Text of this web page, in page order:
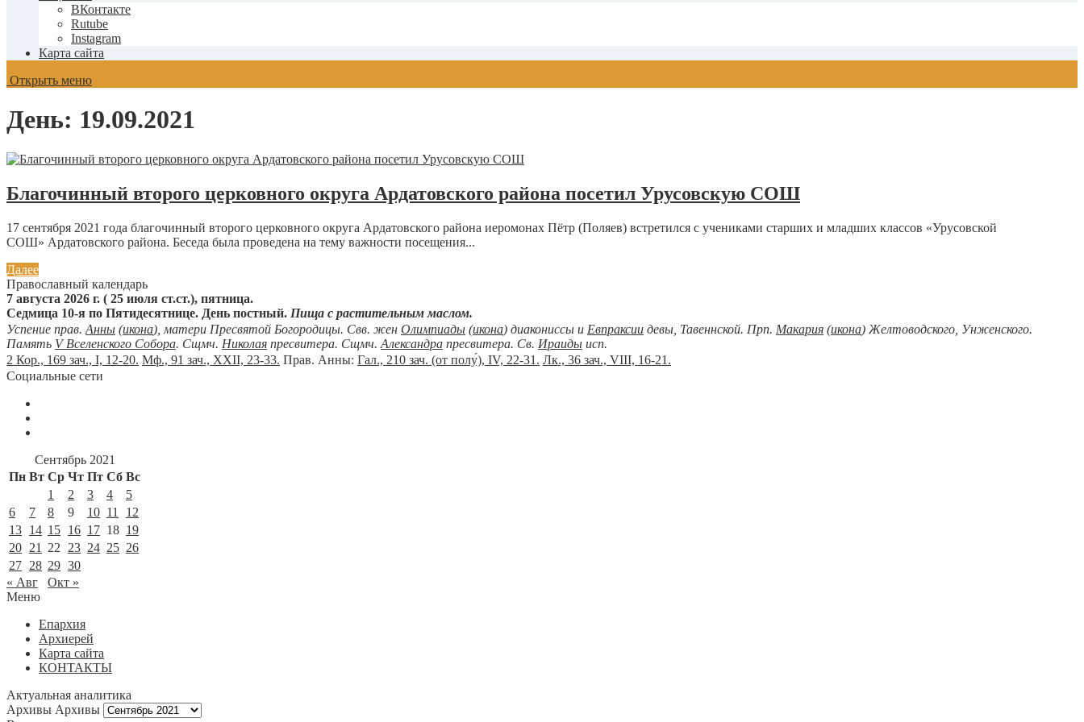
ВКонтакте
Rutube
Instagram
Карта сайта
Открыть меню
День: 19.09.2021
Благочинный второго церковного округа Ардатовского района посетил Урусовскую СОШ
17 сентября 2021 года благочинный второго церковного округа Ардатовского района иеромонах Пётр (Поляев) встретился с учениками старших и младших классов «Урусовской
СОШ» Ардатовского района. Беседа была проведена на тему важности посещения...
Далее
Православный календарь
7 августа 2026 г. ( 25 июля ст.ст.), пятница.
Седмица 10-я по Пятидесятнице. День постный. Пища с растительным маслом.
Успение прав. Анны (икона), матери Пресвятой Богородицы. Свв. жен Олимпиады (икона) диакониссы и Евпраксии девы, Тавеннской. Прп. Макария (икона) Желтоводского, Унженского.
Память V Вселенского Собора. Сщмч. Николая пресвитера. Сщмч. Александра пресвитера. Св. Ираиды исп.
2 Кор., 169 зач., I, 12-20. Мф., 91 зач., XXII, 23-33. Прав. Анны: Гал., 210 зач. (от полу́), IV, 22-31. Лк., 36 зач., VIII, 16-21.
Социальные сети
Сентябрь 2021
Пн Вт Ср Чт Пт Сб Вс
1
2 3 4
5
6
7 8 9 10 11
12
13 14 15 16 17 18 19
20 21 22 23 24 25 26
27 28 29 30
« Авг
Окт »
Меню
Епархия
Архиерей
Карта сайта
КОНТАКТЫ
Актуальная аналитика
Архивы Архивы